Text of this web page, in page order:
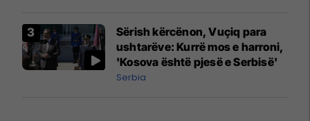
Sërish kërcënon, Vuçiq para
ushtarëve: Kurrë mos e harroni,
'Kosova është pjesë e Serbisë'
Serbia